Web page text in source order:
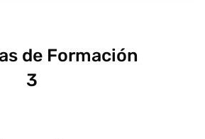
de Formación
3